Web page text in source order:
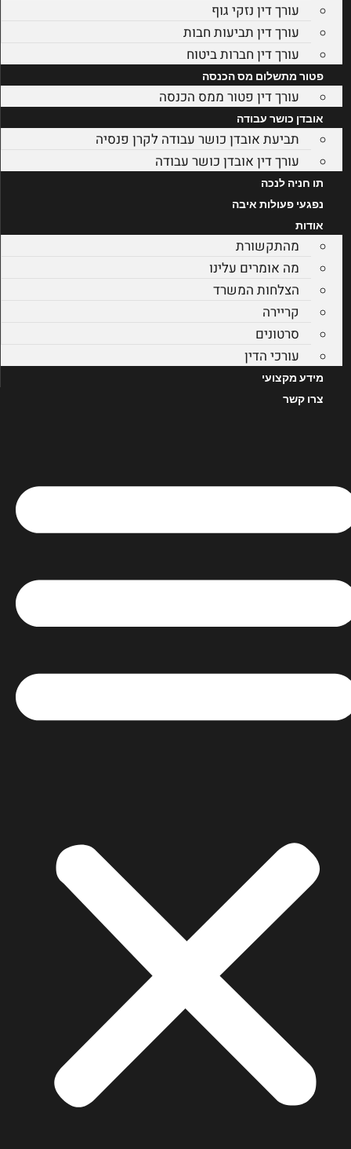
עורך דין נזקי גוף
עורך דין תביעות חבות
עורך דין חברות ביטוח
פטור מתשלום מס הכנסה
עורך דין פטור ממס הכנסה
אובדן כושר עבודה
תביעת אובדן כושר עבודה לקרן פנסיה
עורך דין אובדן כושר עבודה
תו חניה לנכה
נפגעי פעולות איבה
אודות
מהתקשורת
מה אומרים עלינו
הצלחות המשרד
קריירה
סרטונים
עורכי הדין
מידע מקצועי
צרו קשר